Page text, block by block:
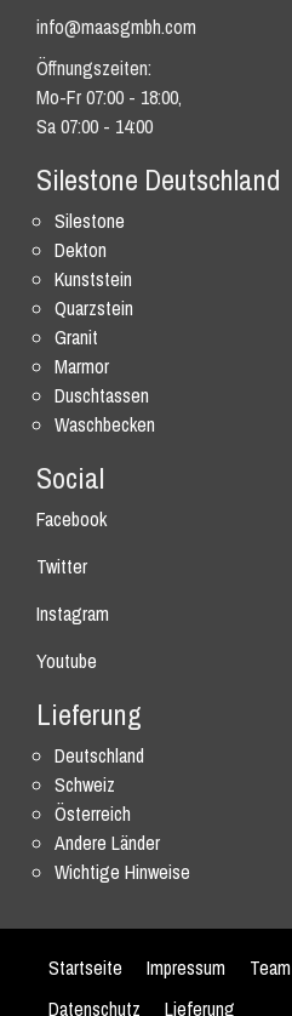
info@maasgmbh.com
Öffnungszeiten:
Mo-Fr 07:00 - 18:00,
Sa 07:00 - 14:00
Silestone Deutschland
Silestone
Dekton
Kunststein
Quarzstein
Granit
Marmor
Duschtassen
Waschbecken
Social
Facebook
Twitter
Instagram
Youtube
Lieferung
Deutschland
Schweiz
Österreich
Andere Länder
Wichtige Hinweise
Startseite Impressum Team
Datenschutz
Lieferung